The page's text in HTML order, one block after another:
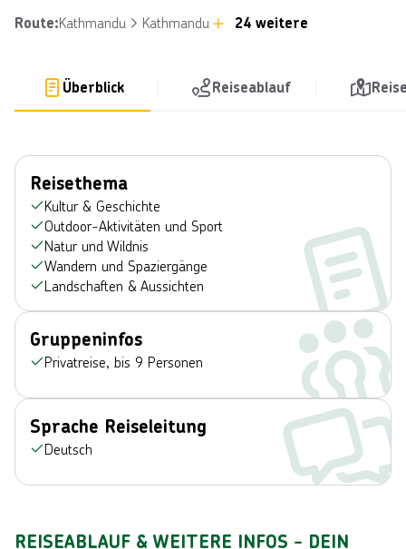
Route:Kathmandu Kathmandu 24 weitere
Überblick Reiseablauf
Reisethema
Kultur & Geschichte
Outdoor-Aktivitäten und Sport
Natur und Wildnis
Wandern und Spaziergänge
Landschaften & Aussichten
Gruppeninfos
Privatreise, bis 9 Personen
Sprache Reiseleitung
Deutsch
REISEABLAUF & WEITERE INFOS - DEIN